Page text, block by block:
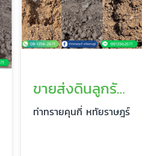
ขายส่งดินลูกรังราคาถูก หทัยราษฎร์
ท่าทรายคุนกี่ หทัยราษฎร์